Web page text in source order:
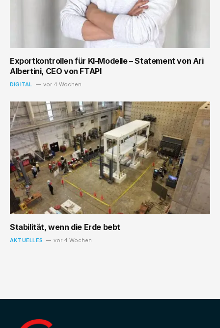
Exportkontrollen für KI-Modelle – Statement von Ari
Albertini, CEO von FTAPI
DIGITAL vor 4 Wochen
Stabilität, wenn die Erde bebt
AKTUELLES vor 4 Wochen